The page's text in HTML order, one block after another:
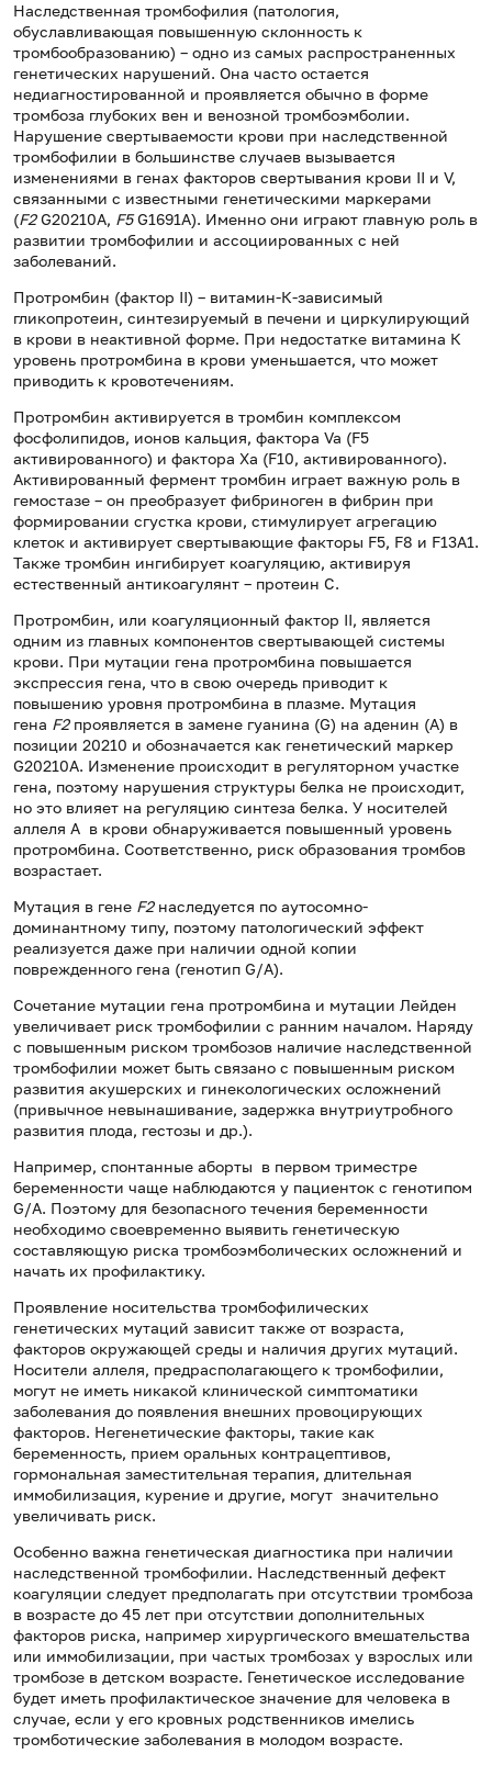
Наследственная тромбофилия (патология,
обуславливающая повышенную склонность к
тромбообразованию) – одно из самых распространенных
генетических нарушений. Она часто остается
недиагностированной и проявляется обычно в форме
тромбоза глубоких вен и венозной тромбоэмболии.
Нарушение свертываемости крови при наследственной
тромбофилии в большинстве случаев вызывается
изменениями в генах факторов свертывания крови II и V,
связанными с известными генетическими маркерами
(F2G20210A, F5G1691A). Именно они играют главную роль в
развитии тромбофилии и ассоциированных с ней
заболеваний.
Протромбин (фактор II) – витамин-К-зависимый
гликопротеин, синтезируемый в печени и циркулирующий
в крови в неактивной форме. При недостатке витамина К
уровень протромбина в крови уменьшается, что может
приводить к кровотечениям.
Протромбин активируется в тромбин комплексом
фосфолипидов, ионов кальция, фактора Va (F5
активированного) и фактора Хa (F10, активированного).
Активированный фермент тромбин играет важную роль в
гемостазе – он преобразует фибриноген в фибрин при
формировании сгустка крови, стимулирует агрегацию
клеток и активирует свертывающие факторы F5, F8 и F13A1.
Также тромбин ингибирует коагуляцию, активируя
естественный антикоагулянт – протеин С.
Протромбин, или коагуляционный фактор II, является
одним из главных компонентов свертывающей системы
крови. При мутации гена протромбина повышается
экспрессия гена, что в свою очередь приводит к
повышению уровня протромбина в плазме. Мутация
гена F2проявляется в замене гуанина (G) на аденин (А) в
позиции 20210 и обозначается как генетический маркер
G20210А. Изменение происходит в регуляторном участке
гена, поэтому нарушения структуры белка не происходит,
но это влияет на регуляцию синтеза белка. У носителей
аллеля А в крови обнаруживается повышенный уровень
протромбина. Соответственно, риск образования тромбов
возрастает.
Мутация в гене F2наследуется по аутосомно-
доминантному типу, поэтому патологический эффект
реализуется даже при наличии одной копии
поврежденного гена (генотип G/A).
Сочетание мутации гена протромбина и мутации Лейден
увеличивает риск тромбофилии с ранним началом. Наряду
с повышенным риском тромбозов наличие наследственной
тромбофилии может быть связано с повышенным риском
развития акушерских и гинекологических осложнений
(привычное невынашивание, задержка внутриутробного
развития плода, гестозы и др.).
Например, спонтанные аборты в первом триместре
беременности чаще наблюдаются у пациенток с генотипом
G/A. Поэтому для безопасного течения беременности
необходимо своевременно выявить генетическую
составляющую риска тромбоэмболических осложнений и
начать их профилактику.
Проявление носительства тромбофилических
генетических мутаций зависит также от возраста,
факторов окружающей среды и наличия других мутаций.
Носители аллеля, предрасполагающего к тромбофилии,
могут не иметь никакой клинической симптоматики
заболевания до появления внешних провоцирующих
факторов. Негенетические факторы, такие как
беременность, прием оральных контрацептивов,
гормональная заместительная терапия, длительная
иммобилизация, курение и другие, могут значительно
увеличивать риск.
Особенно важна генетическая диагностика при наличии
наследственной тромбофилии. Наследственный дефект
коагуляции следует предполагать при отсутствии тромбоза
в возрасте до 45 лет при отсутствии дополнительных
факторов риска, например хирургического вмешательства
или иммобилизации, при частых тромбозах у взрослых или
тромбозе в детском возрасте. Генетическое исследование
будет иметь профилактическое значение для человека в
случае, если у его кровных родственников имелись
тромботические заболевания в молодом возрасте.